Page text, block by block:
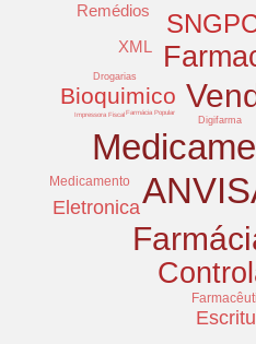
Bioquimico
Eletronica
XML
Remédios
Medicamento
Digifarma
Drogarias
Farmácia Popular
Impressora Fiscal